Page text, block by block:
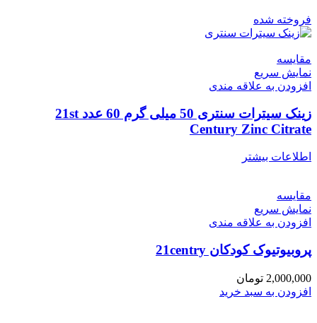
فروخته شده
مقايسه
نمایش سریع
افزودن به علاقه مندی
زینک سیترات سنتری 50 میلی گرم 60 عدد 21st
Century Zinc Citrate
اطلاعات بیشتر
مقايسه
نمایش سریع
افزودن به علاقه مندی
پروبیوتیوک کودکان 21centry
2,000,000 تومان
افزودن به سبد خرید